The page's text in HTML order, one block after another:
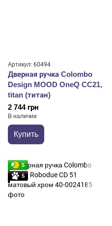
Артикул: 60494
Дверная ручка Colombo
Design MOOD OneQ CC21,
titan (титан)
2 744 грн
В наличии
Купить
5
5